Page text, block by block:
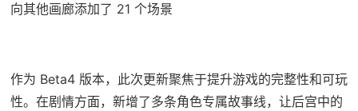
向其他画廊添加了 21 个场景
作为 Beta4 版本，此次更新聚焦于提升游戏的完整性和可玩
性。在剧情方面，新增了多条角色专属故事线，让后宫中的